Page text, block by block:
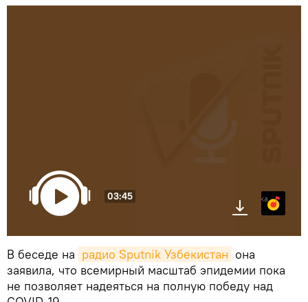
03:45 Яндекс.Музыка
В беседе на радио Sputnik Узбекистан она
заявила, что всемирный масштаб эпидемии пока
не позволяет надеяться на полную победу над